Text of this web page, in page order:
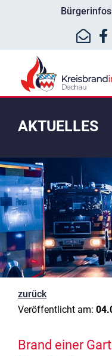
Bürgerinfos
AKTUELLES
zurück
Veröffentlicht am:
Brand einer